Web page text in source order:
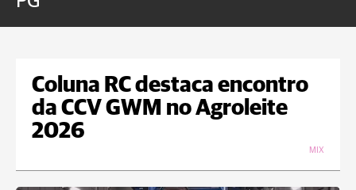
Coluna RC destaca encontro
da CCV GWM no Agroleite
2026
MIX